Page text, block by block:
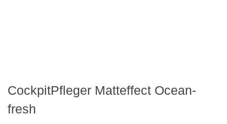
CockpitPfleger Matteffect Ocean-
fresh